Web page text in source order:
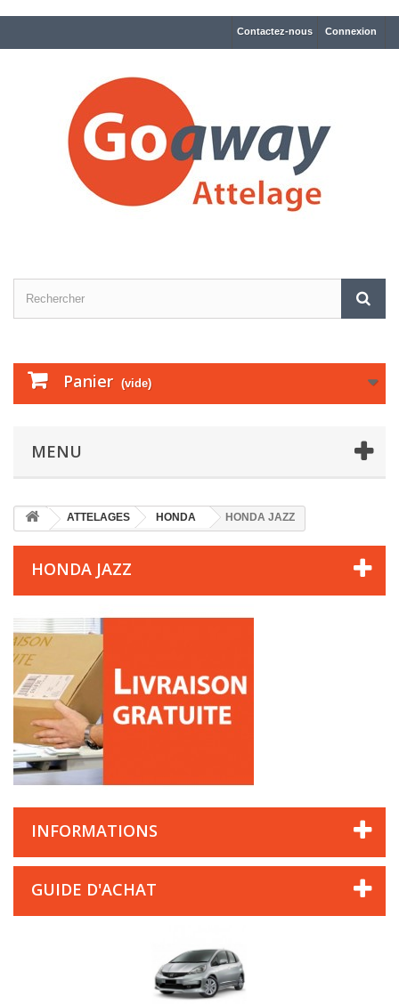
Connexion
Contactez-nous
Panier (vide)
MENU
ATTELAGES HONDA HONDA JAZZ
HONDA JAZZ
INFORMATIONS
GUIDE D'ACHAT